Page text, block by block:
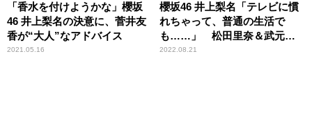
「香水を付けようかな」櫻坂
46 井上梨名の決意に、菅井友
香が“大人”なアドバイス
2021.05.16
櫻坂46 井上梨名「テレビに慣
れちゃって、普通の生活で
も……」 松田里奈＆武元唯
衣と行ったデパートで取って
2022.08.21